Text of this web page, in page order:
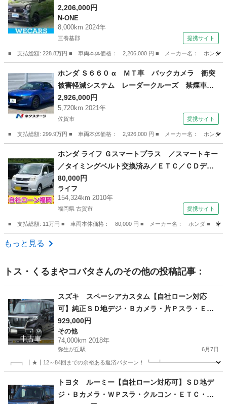
ーター 前席／車線逸脱防止支援システム／ヘッ
ドランプ ＬＥＤ／Ｂｌｕｅｔｏｏｔｈ接続／Ｅ
ＴＣ／ＥＢＤ付ＡＢＳ／横滑り防止装置 （検9.7）
2,206,000円
N-ONE
8,000km 2024年
三養基郡 提携サイト
■ 支払総額: 228.8万円 ■ 車両本体価格： 2,206,000 円 ■ メーカー名： ホンダ ■
N-ONE
ホンダ Ｓ６６０ α ＭＴ車 バックカメラ 衝突
被害軽減システム レーダークルーズ 禁煙車
レザーシート ハーフレザーシート スマートキ
ー ＥＴＣ 純正１６インチアルミ オートライ
ト オートエアコン Ｂｌｕｅｔｏｏｔｈ （検8.1
1）
2,926,000円
5,720km 2021年
佐賀市 提携サイト
■ 支払総額: 299.9万円 ■ 車両本体価格： 2,926,000 円 ■ メーカー名： ホン
ホンダ
ホンダ ライフ Ｇスマートプラス ／スマートキー
／タイミングベルト交換済み／ＥＴＣ／ＣＤデッ
キ／電格ミラー （検9.11）
80,000円
ライフ
154,324km 2010年
福岡県 古賀市 提携サイト
■ 支払総額: 11万円 ■ 車両本体価格： 80,000 円 ■ メーカー名： ホンダ ■ 車種
福岡 古賀市
もっと見る
トス・くるまやコバタ さんのその他の投稿記事：
中古車
スズキ スペーシアカスタム【自社ローン対応
可】純正ＳＤ地デジ・Ｂカメラ・片Ｐスラ・ＥＴ
Ｃ・シートヒーター・ＬＥＤヘッド
929,000円
その他
74,000km 2018年
弥生が丘駅 6月7日
┏━┓ ┃★┃12～84回までの余裕ある返済パターン！
弥生が丘駅 その他 走行距離
トヨタ ルーミー【自社ローン対応可】ＳＤ地デ
ジ・Ｂカメラ・ＷＰスラ・クルコン・ＥＴＣ・ス